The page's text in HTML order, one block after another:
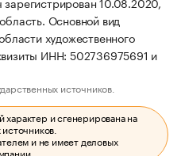
Основной вид
художественного
ИНН: 502736975691 и
источников.
и сгенерирована на
и не имеет деловых